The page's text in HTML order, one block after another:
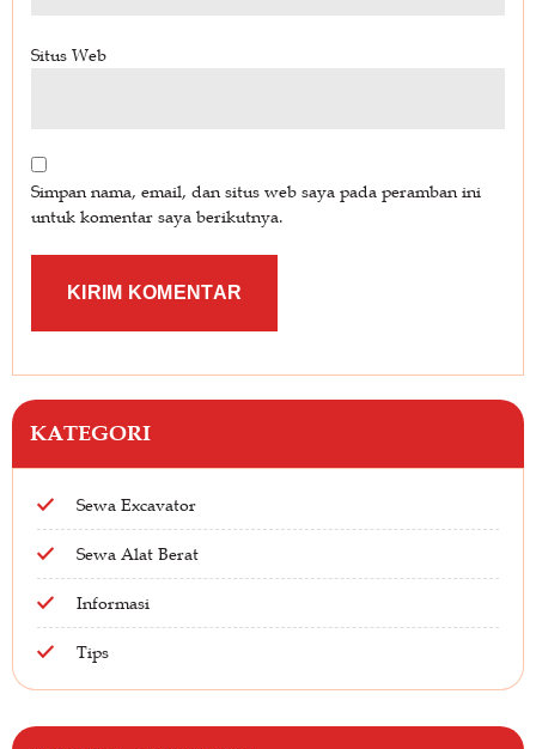
Situs Web
Simpan nama, email, dan situs web saya pada peramban ini
untuk komentar saya berikutnya.
KATEGORI
Sewa Excavator
Sewa Alat Berat
Informasi
Tips